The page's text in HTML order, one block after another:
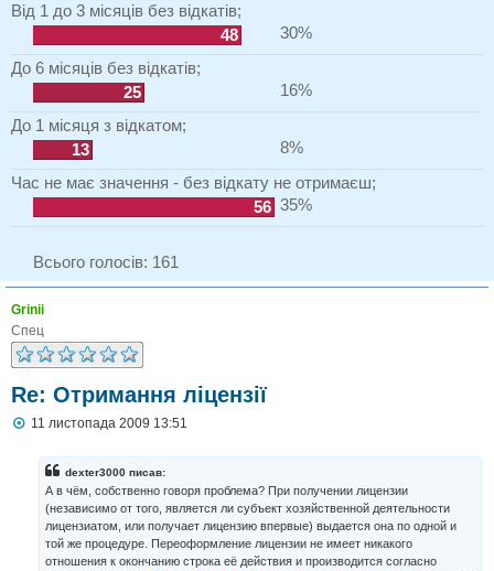
Від 1 до 3 місяців без відкатів;
48
30%
До 6 місяців без відкатів;
25
16%
До 1 місяця з відкатом;
13
8%
Час не має значення - без відкату не отримаєш;
56 35%
Всього голосів: 161
Grinii
Спец
Re: Отримання ліцензії
П11 листопада 2009 13:51
dexter3000 писав:
А в чём, собственно говоря проблема? При получении лицензии
(независимо от того, является ли субъект хозяйственной деятельности
лицензиатом, или получает лицензию впервые) выдается она по одной и
той же процедуре. Переоформление лицензии не имеет никакого
отношения к окончанию строка её действия и производится согласно